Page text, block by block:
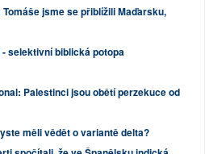
jsme se přiblížili Maďarsku,
- selektivní biblická potopa
Palestinci jsou obětí perzekuce od
měli vědět o variantě delta?